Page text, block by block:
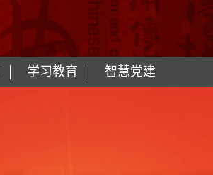
学习教育 智慧党建